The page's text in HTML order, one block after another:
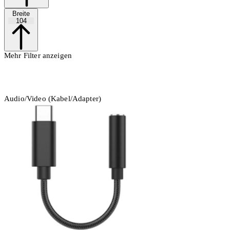
Breite
104
Mehr Filter anzeigen
Audio/Video (Kabel/Adapter)